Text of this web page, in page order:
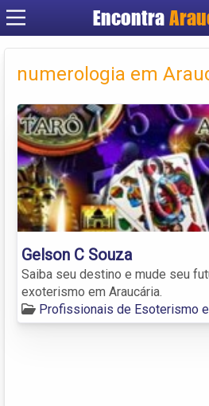
Encontra
Criar
numerologia em
Gelson C Souza
Saiba seu destino e mude seu
exoterismo em Araucária.
Profissionais de Esoterismo